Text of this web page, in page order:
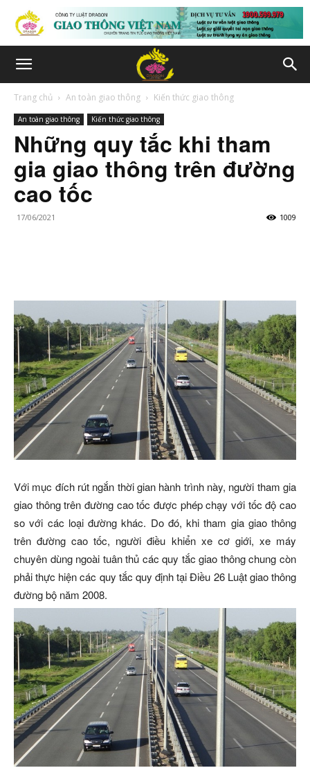
Trang chủ An toàn giao thông Kiến thức giao thông
An toàn giao thông Kiến thức giao thông
Những quy tắc khi tham
gia giao thông trên đường
cao tốc
17/06/2021 1009
Với mục đích rút ngắn thời gian hành trình này, người tham gia
giao thông trên đường cao tốc được phép chạy với tốc độ cao
so với các loại đường khác. Do đó, khi tham gia giao thông
trên đường cao tốc, người điều khiển xe cơ giới, xe máy
chuyên dùng ngoài tuân thủ các quy tắc giao thông chung còn
phải thực hiện các quy tắc quy định tại Điều 26 Luật giao thông
đường bộ năm 2008.